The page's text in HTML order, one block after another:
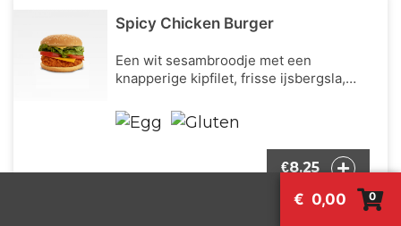
€ 0,00 0
Spicy Chicken Burger
Een wit sesambroodje met een
knapperige kipfilet, frisse ijsbergsla,
bekende burger dressing.
€8.25